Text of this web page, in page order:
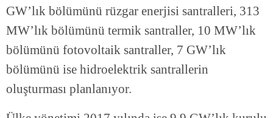
GW’lık bölümünü rüzgar enerjisi santralleri, 313
MW’lık bölümünü termik santraller, 10 MW’lık
bölümünü fotovoltaik santraller, 7 GW’lık
bölümünü ise hidroelektrik santrallerin
oluşturması planlanıyor.